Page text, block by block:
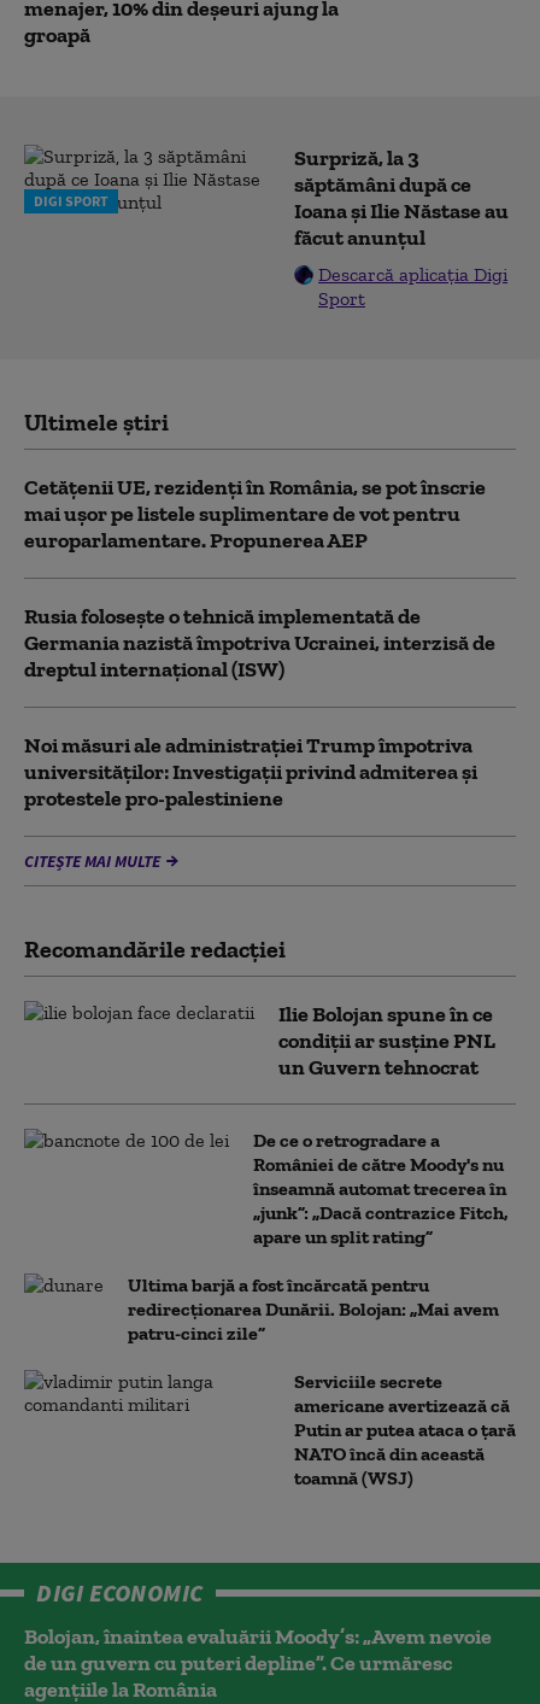
menajer, 10% din deșeuri ajung la
groapă
DIGI SPORT
Surpriză, la 3
săptămâni după ce
Ioana și Ilie Năstase au
făcut anunțul
Descarcă aplicația Digi
Sport
Ultimele știri
Cetățenii UE, rezidenți în România, se pot înscrie
mai ușor pe listele suplimentare de vot pentru
europarlamentare. Propunerea AEP
Rusia folosește o tehnică implementată de
Germania nazistă împotriva Ucrainei, interzisă de
dreptul internațional (ISW)
Noi măsuri ale administrației Trump împotriva
universităților: Investigații privind admiterea și
protestele pro-palestiniene
CITEȘTE MAI MULTE
Recomandările redacţiei
Ilie Bolojan spune în ce
condiții ar susține PNL
un Guvern tehnocrat
De ce o retrogradare a
României de către Moody's nu
înseamnă automat trecerea în
„junk”: „Dacă contrazice Fitch,
apare un split rating”
Ultima barjă a fost încărcată pentru
redirecționarea Dunării. Bolojan: „Mai avem
patru-cinci zile”
Serviciile secrete
americane avertizează că
Putin ar putea ataca o țară
NATO încă din această
toamnă (WSJ)
DIGI ECONOMIC
Bolojan, înaintea evaluării Moody’s: „Avem nevoie
de un guvern cu puteri depline”. Ce urmăresc
agențiile la România